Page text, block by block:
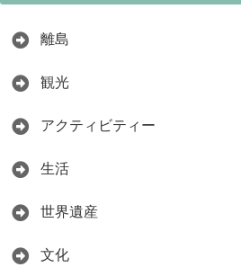
離島
観光
アクティビティー
生活
世界遺産
文化